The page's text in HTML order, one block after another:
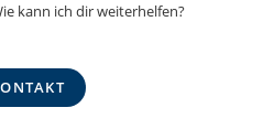
kann ich dir weiterhelfen?